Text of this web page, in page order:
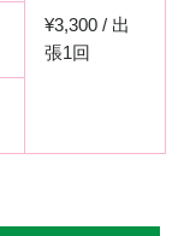
¥3,300 / 出
張1回